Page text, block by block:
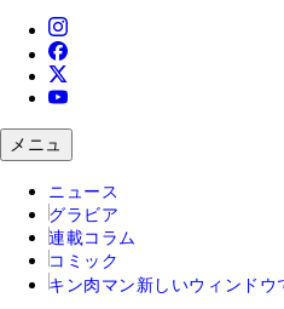
メニュ
ニュース
グラビア
連載コラム
コミック
キン肉マン 新しいウィンドウ